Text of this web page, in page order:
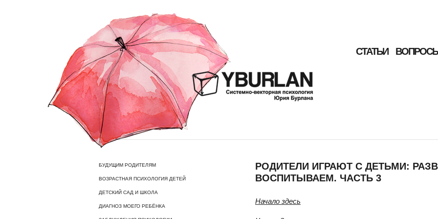
СТАТЬИ
БУДУЩИМ РОДИТЕЛЯМ
ВОЗРАСТНАЯ ПСИХОЛОГИЯ ДЕТЕЙ
ДЕТСКИЙ САД И ШКОЛА
ДИАГНОЗ МОЕГО РЕБЁНКА
РОДИТЕЛИ ИГРАЮТ С ДЕТЬМИ:
ВОСПИТЫВАЕМ. ЧАСТЬ 3
Начало здесь